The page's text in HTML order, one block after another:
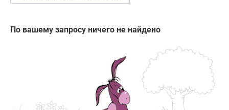
По вашему запросу ничего не найдено